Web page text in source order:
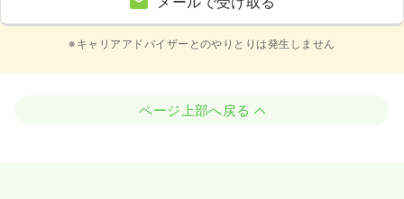
※キャリアアドバイザーとのやりとりは発生しません
ページ上部へ戻る